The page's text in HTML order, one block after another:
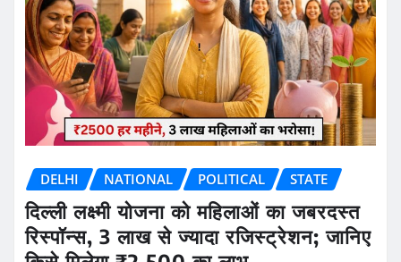
DELHI NATIONAL POLITICAL STATE
दिल्ली लक्ष्मी योजना को महिलाओं का जबरदस्त
रिस्पॉन्स, 3 लाख से ज्यादा रजिस्ट्रेशन; जानिए